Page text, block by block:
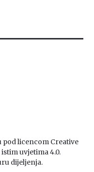
pod licencom Creative
uvjetima 4.0.
dijeljenja.